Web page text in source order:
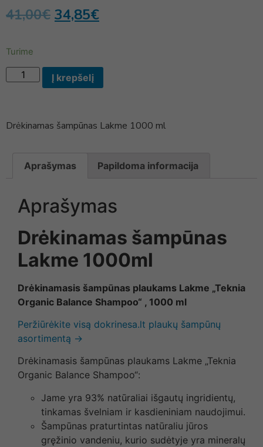
41,00€ 34,85€
Turime
Į krepšelį
Drėkinamas šampūnas Lakme 1000 ml
Aprašymas Papildoma informacija
Aprašymas
Drėkinamas šampūnas
Lakme 1000ml
Drėkinamasis šampūnas plaukams Lakme „Teknia
Organic Balance Shampoo“ , 1000 ml
Peržiūrėkite visą dokrinesa.lt plaukų šampūnų
asortimentą →
Drėkinamasis šampūnas plaukams Lakme „Teknia
Organic Balance Shampoo“:
Jame yra 93% natūraliai išgautų ingridientų,
tinkamas švelniam ir kasdieniniam naudojimui.
Šampūnas praturtintas natūraliu jūros
gręžinio vandeniu, kurio sudėtyje yra mineralų